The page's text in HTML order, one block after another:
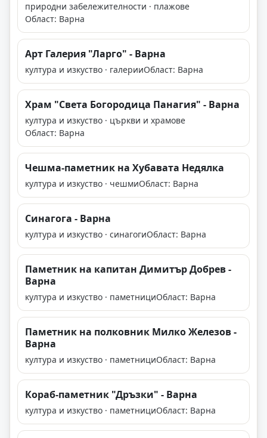
природни забележителности · плажове
Област: Варна
Арт Галерия "Ларго" - Варна
култура и изкуство · галерииОбласт: Варна
Храм "Света Богородица Панагия" - Варна
култура и изкуство · църкви и храмове
Област: Варна
Чешма-паметник на Хубавата Недялка
култура и изкуство · чешмиОбласт: Варна
Синагога - Варна
култура и изкуство · синагогиОбласт: Варна
Паметник на капитан Димитър Добрев -
Варна
култура и изкуство · паметнициОбласт: Варна
Паметник на полковник Милко Железов -
Варна
култура и изкуство · паметнициОбласт: Варна
Кораб-паметник "Дръзки" - Варна
култура и изкуство · паметнициОбласт: Варна